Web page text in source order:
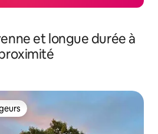
et longue durée à
les plus appréciés